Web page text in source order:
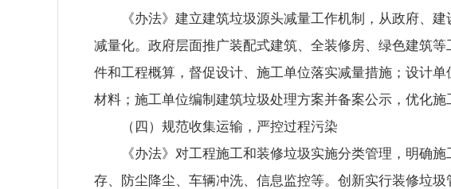
《办法》建立建筑垃圾源头减量工作机制，从政府、
减量化。政府层面推广装配式建筑、全装修房、绿色建筑
件和工程概算，督促设计、施工单位落实减量措施；设计
材料；施工单位编制建筑垃圾处理方案并备案公示，优化施
（四）规范收集运输，严控过程污染
《办法》对工程施工和装修垃圾实施分类管理，明确
存、防尘降尘、车辆冲洗、信息监控等。创新实行装修垃